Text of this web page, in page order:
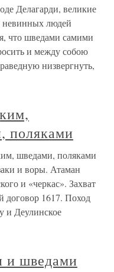
великие
невинных людей
что шведами самими
и между собою
низвергнуть,
поляками
шведами, поляками
и воры. Атаман
и «черкас». Захват
договор 1617. Поход
и Деулинское
и шведами